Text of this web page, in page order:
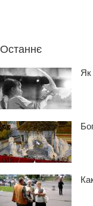
Останнє